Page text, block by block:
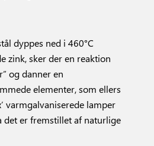
dyppes ned i 460°C
zink, sker der en reaktion
og danner en
elementer, som ellers
varmgalvaniserede lamper
er fremstillet af naturlige